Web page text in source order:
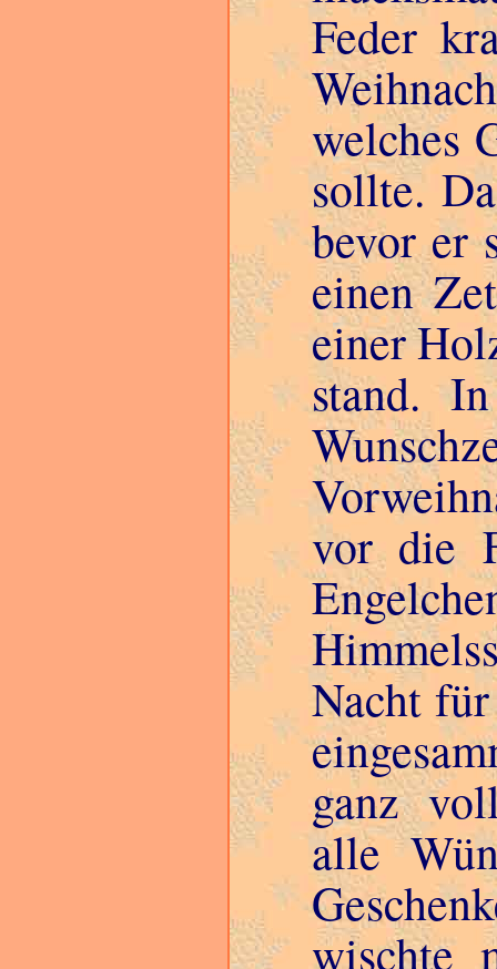
Feder
welches
sollte.
bevor er
einen
einer
stand.
vor die
Nacht
ganz
alle
wischte